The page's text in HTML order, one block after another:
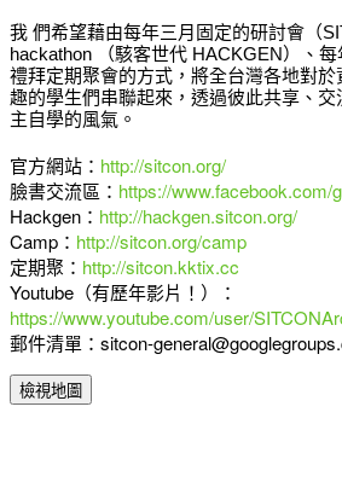
我 們希望藉由每年三月固定的研討會（
hackathon （駭客世代 HACKGEN）、
禮拜定期聚會的方式，將全台灣各地對
趣的學生們串聯起來，透過彼此共享、交
主自學的風氣。
官方網站： http://sitcon.org/
臉書交流區： https://www.facebook.com/
Hackgen： http://hackgen.sitcon.org/
Camp： http://sitcon.org/camp
定期聚： http://sitcon.kktix.cc
Youtube（有歷年影片！）：
https://www.youtube.com/user/
郵件清單：sitcon-
檢視地圖